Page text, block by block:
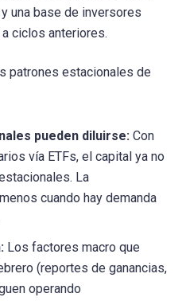
una base de inversores
ciclos anteriores.
patrones estacionales de
pueden diluirse: Con
vía ETFs, el capital ya no
La
cuando hay demanda
Los factores macro que
(reportes de ganancias,
operando